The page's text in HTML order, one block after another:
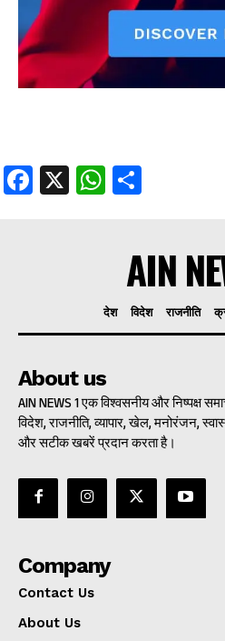
Facebook
X WhatsApp
AIN
देश विदेश राजनीति
About us
AIN NEWS 1 एक विश्वसनीय और निष्पक्ष
विदेश, राजनीति, व्यापार, खेल, मनोरंजन,
और सटीक खबरें प्रदान करता है।
Company
Contact Us
About Us